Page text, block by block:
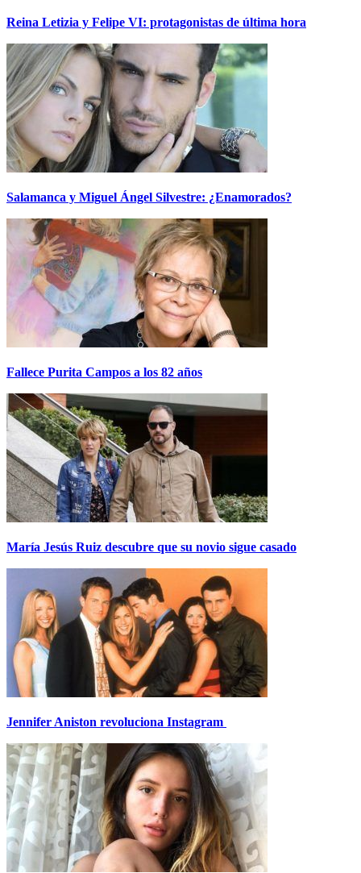
Reina Letizia y Felipe VI: protagonistas de última hora
Salamanca y Miguel Ángel Silvestre: ¿Enamorados?
Fallece Purita Campos a los 82 años
María Jesús Ruiz descubre que su novio sigue casado
Jennifer Aniston revoluciona Instagram